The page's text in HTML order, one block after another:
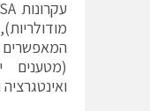
(מטענים